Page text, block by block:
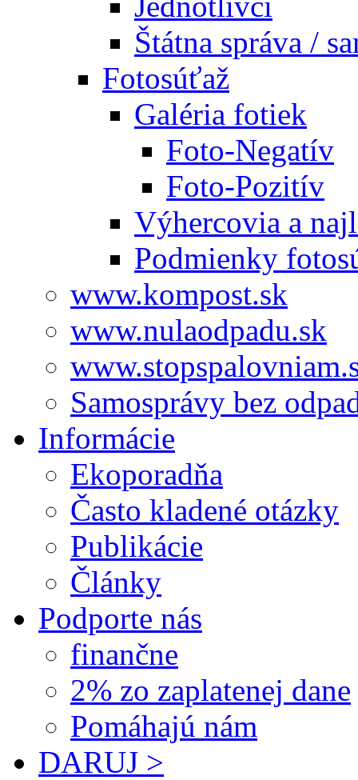
Štátna správa /
Fotosúťaž
Galéria fotiek
Foto-Negatív
Foto-Pozitív
Výhercovia a
Podmienky
www.kompost.sk
www.nulaodpadu.sk
Samosprávy bez
Informácie
Ekoporadňa
Často kladené otázky
Publikácie
Články
Podporte nás
finančne
2% zo zaplatenej dane
Pomáhajú nám
DARUJ >